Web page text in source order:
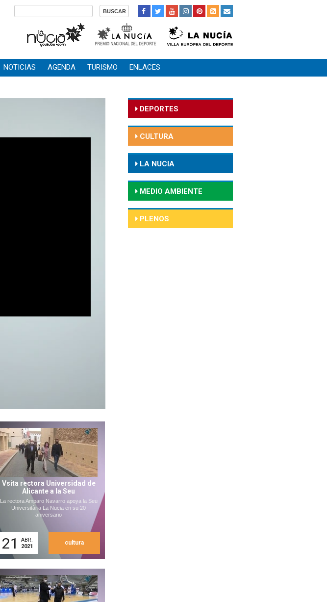
NOTICIAS AGENDA TURISMO ENLACES
Vsita rectora Universidad de
Alicante a la Seu
La rectora Amparo Navarro apoya la Seu
Universitària La Nucia en su 20
aniversario
21
ABR.
2021
cultura
DEPORTES
CULTURA
LA NUCIA
MEDIO AMBIENTE
PLENOS